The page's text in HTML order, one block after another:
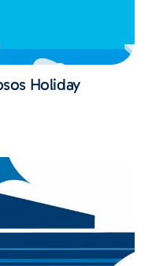
Holiday